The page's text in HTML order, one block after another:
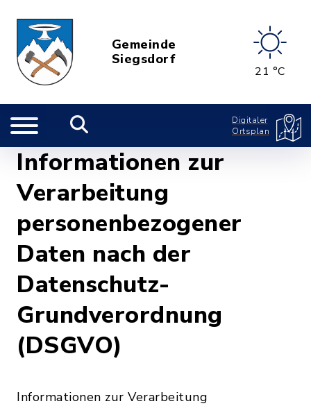
Gemeinde
Siegsdorf
21 °C
Digitaler
Ortsplan
Informationen zur
Verarbeitung
personenbezogener
Daten nach der
Datenschutz-
Grundverordnung
(DSGVO)
Informationen zur Verarbeitung